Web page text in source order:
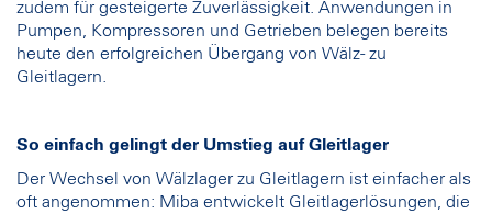
zudem für gesteigerte Zuverlässigkeit. Anwendungen in
Pumpen, Kompressoren und Getrieben belegen bereits
heute den erfolgreichen Übergang von Wälz- zu
Gleitlagern.
So einfach gelingt der Umstieg auf Gleitlager
Der Wechsel von Wälzlager zu Gleitlagern ist einfacher als
oft angenommen: Miba entwickelt Gleitlagerlösungen, die